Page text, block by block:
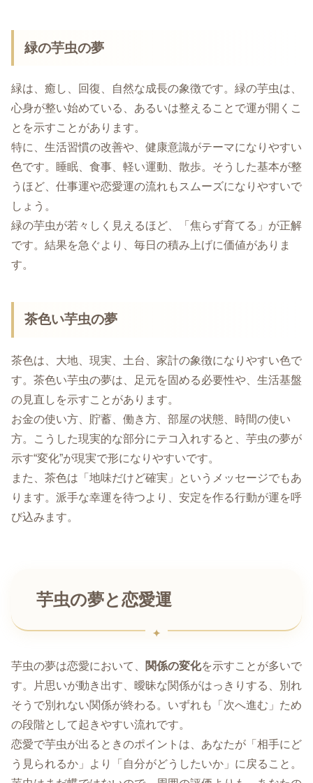
緑の芋虫の夢
緑は、癒し、回復、自然な成長の象徴です。緑の芋虫は、
心身が整い始めている、あるいは整えることで運が開くこ
とを示すことがあります。
特に、生活習慣の改善や、健康意識がテーマになりやすい
色です。睡眠、食事、軽い運動、散歩。そうした基本が整
うほど、仕事運や恋愛運の流れもスムーズになりやすいで
しょう。
緑の芋虫が若々しく見えるほど、「焦らず育てる」が正解
です。結果を急ぐより、毎日の積み上げに価値がありま
す。
茶色い芋虫の夢
茶色は、大地、現実、土台、家計の象徴になりやすい色で
す。茶色い芋虫の夢は、足元を固める必要性や、生活基盤
の見直しを示すことがあります。
お金の使い方、貯蓄、働き方、部屋の状態、時間の使い
方。こうした現実的な部分にテコ入れすると、芋虫の夢が
示す“変化”が現実で形になりやすいです。
また、茶色は「地味だけど確実」というメッセージでもあ
ります。派手な幸運を待つより、安定を作る行動が運を呼
び込みます。
芋虫の夢と恋愛運
芋虫の夢は恋愛において、 関係の変化を示すことが多いで
す。片思いが動き出す、曖昧な関係がはっきりする、別れ
そうで別れない関係が終わる。いずれも「次へ進む」ため
の段階として起きやすい流れです。
恋愛で芋虫が出るときのポイントは、あなたが「相手にど
う見られるか」より「自分がどうしたいか」に戻ること。